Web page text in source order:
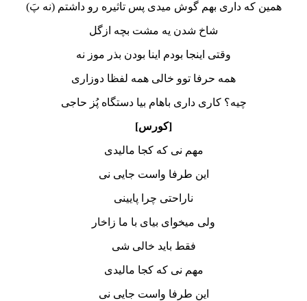
همین که داری بهم گوش میدی پس تاثیره رو داشتم (نه پَ)
شاخ شدن یه مشت بچه ازگل
وقتی اینجا بودم اینا بودن بذر موز نه
همه حرفا توو خالی همه لفظا دوزاری
چیه؟ کاری داری باهام بیا دستگاه پُز حاجی
[کورس]
مهم نی که کجا مالیدی
این طرفا واست جایی نی
ناراحتی چرا پایینی
ولی میخوای بیای با ما زاخار
فقط باید خالی شی
مهم نی که کجا مالیدی
این طرفا واست جایی نی